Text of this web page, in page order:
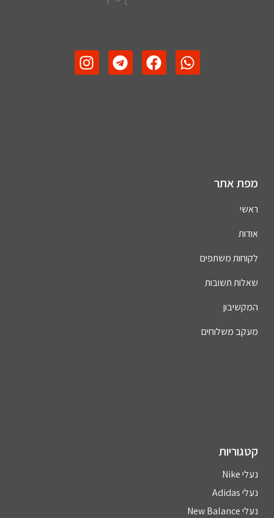
מפת אתר
ראשי
אודות
לקוחות משתפים
שאלות תשובות
המקשיבון
מעקב משלוחים
קטגוריות
נעלי Nike
נעלי Adidas
נעלי New Balance